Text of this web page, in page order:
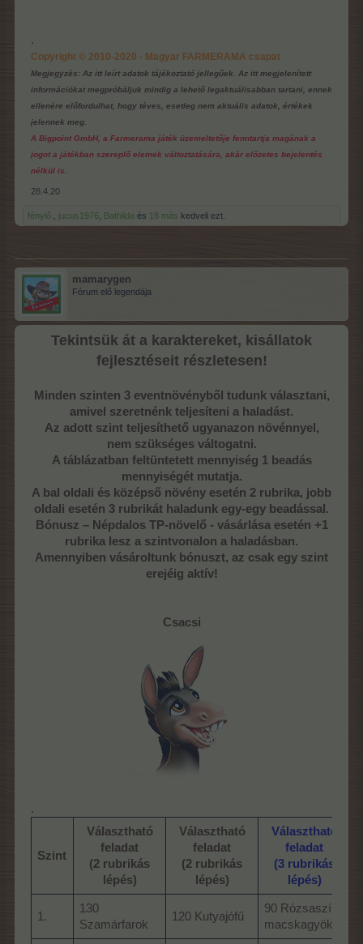
.
Copyright © 2010-2020 - Magyar FARMERAMA csapat
Megjegyzés: Az itt leírt adatok tájékoztató jellegűek. Az itt megjelenített
információkat megpróbáljuk mindig a lehető legaktuálisabban tartani, ennek
ellenére előfordulhat, hogy téves, esetleg nem aktuális adatok, értékek
jelennek meg.
A Bigpoint GmbH, a Farmerama játék üzemeltetője fenntartja magának a
jogot a játékban szereplő elemek változtatására, akár előzetes bejelentés
nélkül is.
28.4.20
fénylő., jucus1976, Bathilda és 18 más kedveli ezt.
mamarygen
Fórum elő legendája
Tekintsük át a karaktereket, kisállatok
fejlesztéseit részletesen!
Minden szinten 3 eventnövényből tudunk választani,
amivel szeretnénk teljesíteni a haladást.
Az adott szint teljesíthető ugyanazon növénnyel,
nem szükséges váltogatni.
A táblázatban feltüntetett mennyiség 1 beadás
mennyiségét mutatja.
A bal oldali és középső növény esetén 2 rubrika, jobb
oldali esetén 3 rubrikát haladunk egy-egy beadással.
Bónusz – Népdalos TP-növelő - vásárlása esetén +1
rubrika lesz a szintvonalon a haladásban.
Amennyiben vásároltunk bónuszt, az csak egy szint
erejéig aktív!
Csacsi
.
Szint
Választható
feladat
(2 rubrikás
lépés)
Választható
feladat
(2 rubrikás
lépés)
Választható
feladat
(3 rubrikás
lépés)
1.
130
Szamárfarok
120 Kutyajófű
90 Rózsaszín
macskagyökér